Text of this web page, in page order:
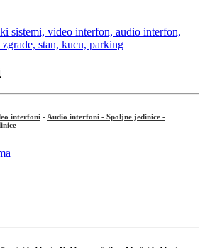
interfoni - Audio interfoni - Spoljne jedinice -